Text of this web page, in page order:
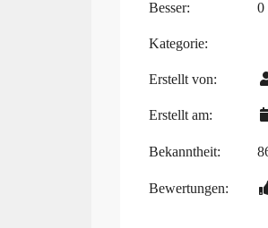
Besser: 0
Kategorie:
Erstellt von:
Erstellt am:
Bekanntheit:
Bewertungen: